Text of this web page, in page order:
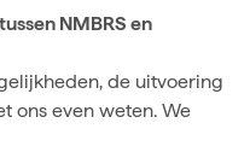
NMBRS en
de uitvoering
ons even weten. We